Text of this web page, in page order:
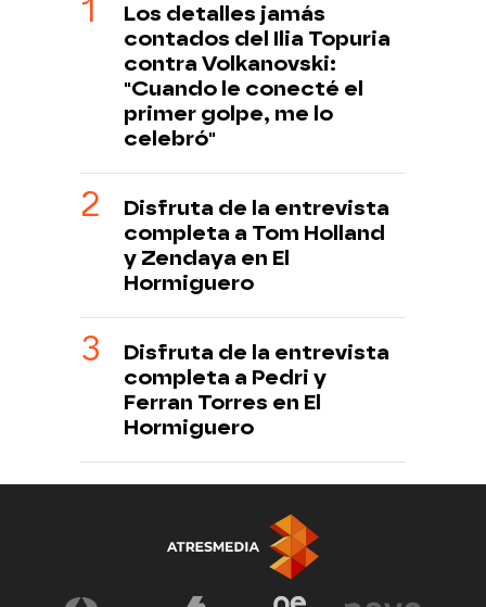
Los detalles jamás
contados del Ilia Topuria
contra Volkanovski:
"Cuando le conecté el
primer golpe, me lo
celebró"
Disfruta de la entrevista
completa a Tom Holland
y Zendaya en El
Hormiguero
Disfruta de la entrevista
completa a Pedri y
Ferran Torres en El
Hormiguero